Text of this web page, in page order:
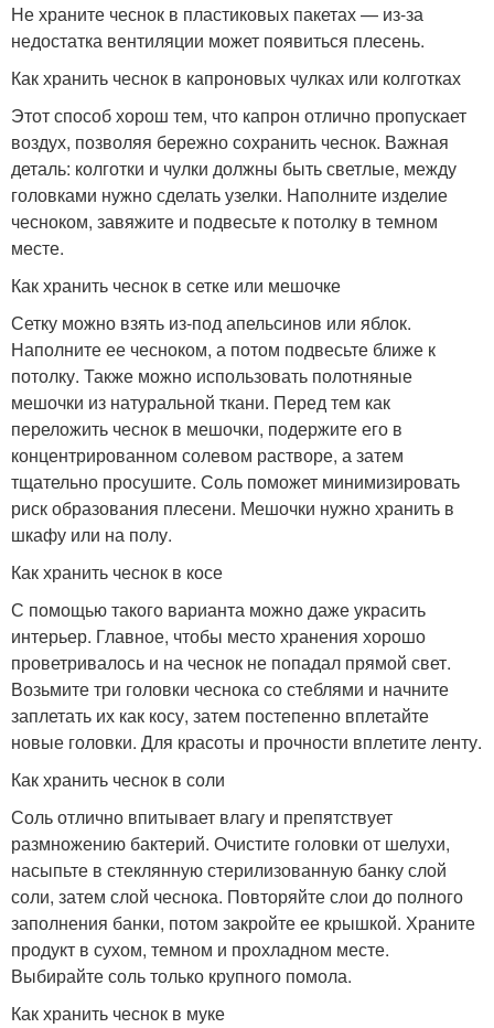
Не храните чеснок в пластиковых пакетах — из-за
недостатка вентиляции может появиться плесень.
Как хранить чеснок в капроновых чулках или колготках
Этот способ хорош тем, что капрон отлично пропускает
воздух, позволяя бережно сохранить чеснок. Важная
деталь: колготки и чулки должны быть светлые, между
головками нужно сделать узелки. Наполните изделие
чесноком, завяжите и подвесьте к потолку в темном
месте.
Как хранить чеснок в сетке или мешочке
Сетку можно взять из-под апельсинов или яблок.
Наполните ее чесноком, а потом подвесьте ближе к
потолку. Также можно использовать полотняные
мешочки из натуральной ткани. Перед тем как
переложить чеснок в мешочки, подержите его в
концентрированном солевом растворе, а затем
тщательно просушите. Соль поможет минимизировать
риск образования плесени. Мешочки нужно хранить в
шкафу или на полу.
Как хранить чеснок в косе
С помощью такого варианта можно даже украсить
интерьер. Главное, чтобы место хранения хорошо
проветривалось и на чеснок не попадал прямой свет.
Возьмите три головки чеснока со стеблями и начните
заплетать их как косу, затем постепенно вплетайте
новые головки. Для красоты и прочности вплетите ленту.
Как хранить чеснок в соли
Соль отлично впитывает влагу и препятствует
размножению бактерий. Очистите головки от шелухи,
насыпьте в стеклянную стерилизованную банку слой
соли, затем слой чеснока. Повторяйте слои до полного
заполнения банки, потом закройте ее крышкой. Храните
продукт в сухом, темном и прохладном месте.
Выбирайте соль только крупного помола.
Как хранить чеснок в муке